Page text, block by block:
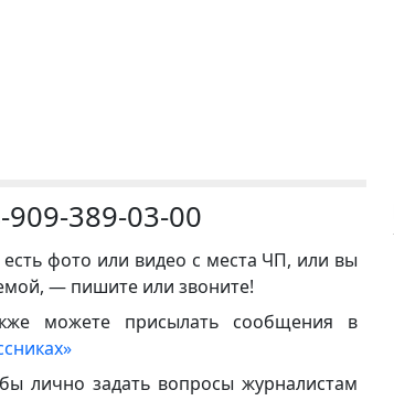
909-389-03-00
фото или видео с места ЧП, или вы
— пишите или звоните!
можете присылать сообщения в
лично задать вопросы журналистам